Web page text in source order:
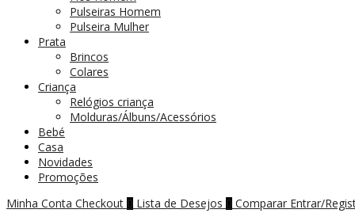
Pulseiras Homem
Pulseira Mulher
Prata
Brincos
Colares
Criança
Relógios criança
Molduras/Álbuns/Acessórios
Bebé
Casa
Novidades
Promoções
Minha Conta Checkout 0 Lista de Desejos 0 Comparar Entrar/